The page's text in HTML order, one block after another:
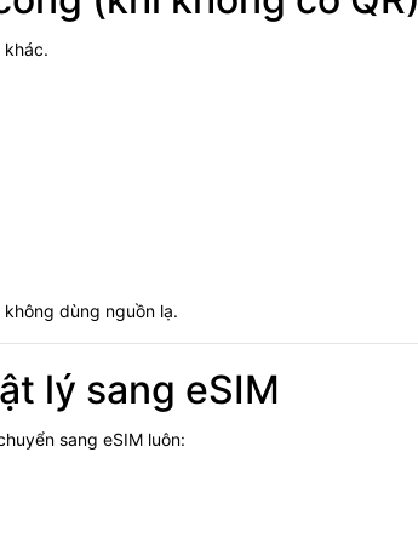
khác.
không dùng nguồn lạ.
lý sang eSIM
sang eSIM luôn: